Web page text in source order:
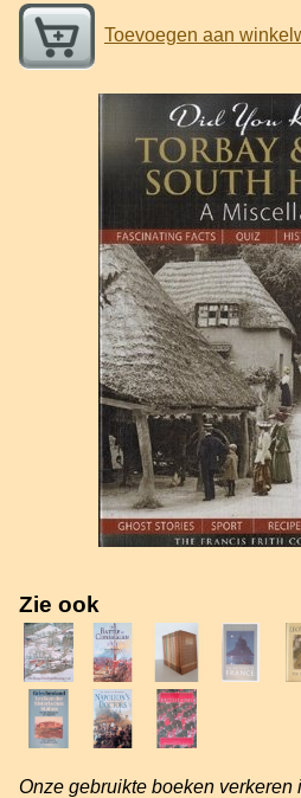
Toevoegen aan
Zie ook
Onze gebruikte boeken